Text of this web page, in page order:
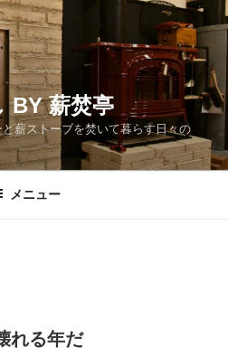
BY 薪焚亭
薪ストーブを焚いて暮らす日々の
メニュー
れる年だ